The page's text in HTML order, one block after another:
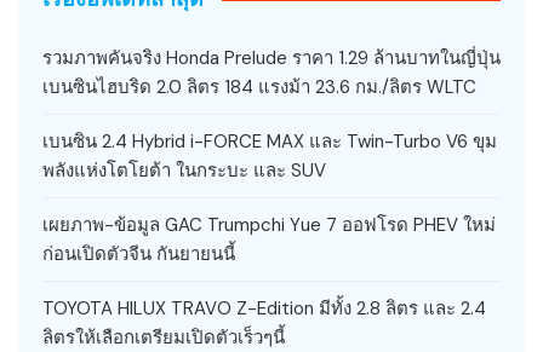
รวมภาพคันจริง Honda Prelude ราคา 1.29 ล้านบาทในญี่ปุ่น
เบนซินไฮบริด 2.0 ลิตร 184 แรงม้า 23.6 กม./ลิตร WLTC
เบนซิน 2.4 Hybrid i-FORCE MAX และ Twin-Turbo V6 ขุม
พลังแห่งโตโยต้า ในกระบะ และ SUV
เผยภาพ-ข้อมูล GAC Trumpchi Yue 7 ออฟโรด PHEV ใหม่
ก่อนเปิดตัวจีน กันยายนนี้
TOYOTA HILUX TRAVO Z-Edition มีทั้ง 2.8 ลิตร และ 2.4
ลิตรให้เลือกเตรียมเปิดตัวเร็วๆนี้